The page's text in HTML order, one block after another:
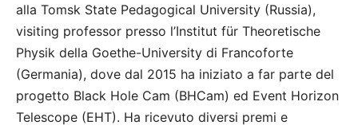
alla Tomsk State Pedagogical University (Russia),
visiting professor presso l’Institut für Theoretische
Physik della Goethe-University di Francoforte
(Germania), dove dal 2015 ha iniziato a far parte del
progetto Black Hole Cam (BHCam) ed Event Horizon
Telescope (EHT). Ha ricevuto diversi premi e